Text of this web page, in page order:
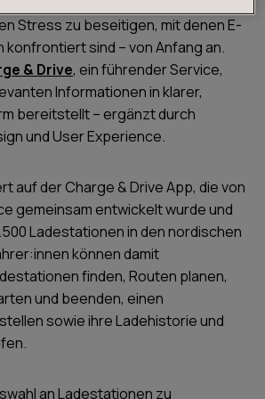
Stress zu beseitigen, mit denen E-
sind – von Anfang an.
& Drive, ein führender Service,
Informationen in klarer,
bereitstellt – ergänzt durch
und User Experience.
auf der Charge & Drive App, die von
gemeinsam entwickelt wurde und
Ladestationen in den nordischen
können damit
finden, Routen planen,
und beenden, einen
sowie ihre Ladehistorie und
an Ladestationen zu